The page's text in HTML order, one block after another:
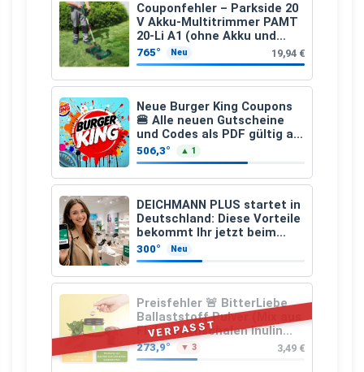
Couponfehler – Parkside 20
V Akku-Multitrimmer PAMT
20-Li A1 (ohne Akku und
Ladegerät)
765° Neu 19,94 €
Neue Burger King Coupons
🍔 Alle neuen Gutscheine
und Codes als PDF gültig ab
25.07.2026 bis 04.09.2026
506,3° ▲ 1
DEICHMANN PLUS startet in
Deutschland: Diese Vorteile
bekommt Ihr jetzt beim
Schuhkauf
300° Neu
VERPASST
Preisfehler 🚨 BitterLiebe
Ballaststoff Pulver (Mix aus
Flohsamenschalen Inulin
(Präbiotika) Leinsamen &
Apfelfaser)
273,9° ▼ 3 3,49 €